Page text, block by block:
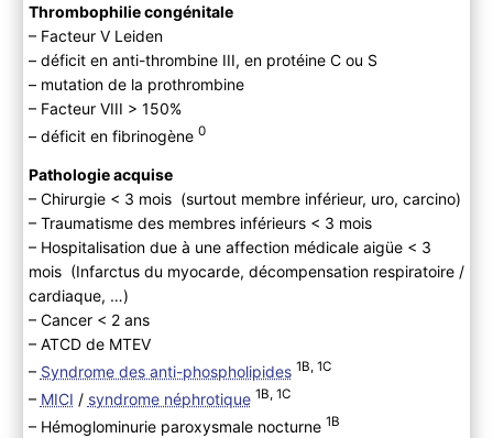
Thrombophilie congénitale
– Facteur V Leiden
– déficit en anti-thrombine III, en protéine C ou S
– mutation de la prothrombine
– Facteur VIII > 150%
– déficit en fibrinogène 0
Pathologie acquise
– Chirurgie < 3 mois (surtout membre inférieur, uro, carcino)
– Traumatisme des membres inférieurs < 3 mois
– Hospitalisation due à une affection médicale aigüe < 3
mois (Infarctus du myocarde, décompensation respiratoire /
cardiaque, …)
– Cancer < 2 ans
– ATCD de MTEV
– Syndrome des anti-phospholipides 1B, 1C
– MICI / syndrome néphrotique 1B, 1C
– Hémoglominurie paroxysmale nocturne 1B